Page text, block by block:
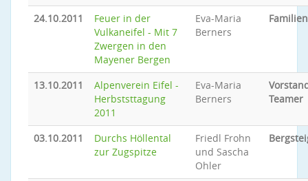
24.10.2011
Feuer in der
Vulkaneifel - Mit 7
Zwergen in den
Mayener Bergen
Eva-Maria
Berners
13.10.2011
Alpenverein Eifel -
Herbststtagung
2011
Eva-Maria
Berners
Teamer
03.10.2011
Durchs Höllental
zur Zugspitze
Friedl Frohn
und Sascha
Ohler